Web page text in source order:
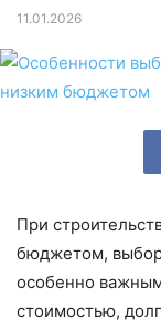
11.01.2026
При
бюджетом, выбор
особенно
стоимостью,